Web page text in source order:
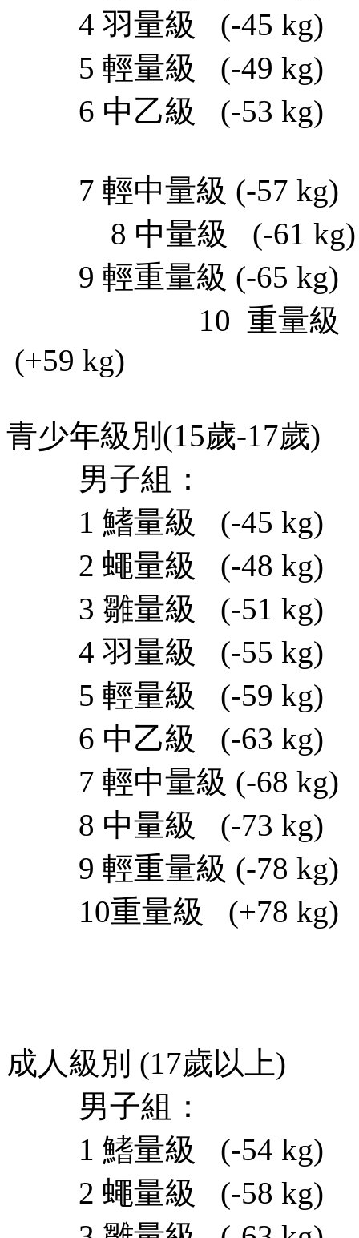
4 羽量級 (-45
5 輕量級 (-49
6 中乙級 (-53
7 輕中量級 (-57
8 中量級 (-61
9 輕重量級 (-65
10 重量級
(+59 kg)
青少年級別(15歲-17歲)
男子組：
1 鰭量級 (-45
2 蠅量級 (-48
3 雛量級 (-51
4 羽量級 (-55
5 輕量級 (-59
6 中乙級 (-63
7 輕中量級 (-68
8 中量級 (-73
9 輕重量級 (-78
10重量級 (+78
成人級別 (17歲以上)
男子組：
1 鰭量級 (-54
2 蠅量級 (-58